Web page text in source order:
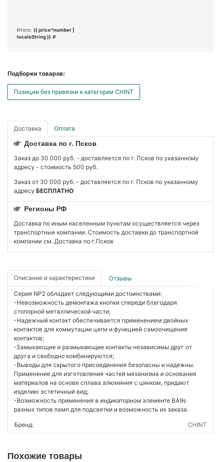
Итого: {{ price*number |
localeString }}
Подборки товаров:
Позиции без привязки к категории CHINT
Доставка Оплата
Доставка по г. Псков
Заказ до 30 000 руб. - доставляется по г. Псков по указанному
адресу - стоимость 500 руб.
Заказ от 30 000 руб. - доставляется по г. Псков по указанному
адресу БЕСПЛАТНО
Регионы РФ
Доставка по иным населенным пунктам осуществляется через
транспортные компании. Стоимость доставки до транспортной
компании см. Доставка по г.Псков
Описание и характеристики Отзывы
Серия NP2 обладает следующими достоинствами:
-Невозможность демонтажа кнопки спереди благодаря
стопорной металлической части;
-Надежный контакт обеспечивается применением двойных
контактов для коммутации цепи и функцией самоочищения
контактов;
-Замыкающие и размыкающие контакты независимы друг от
друга и свободно комбинируются;
-Выводы для скрытого присоединения безопасны и надежны.
Применение для изготовления частей механизма и основания
материалов на основе сплава алюминия с цинком, придают
изделию эстетичный вид;
-Возможность применения в индикаторном элементе BA9s
разных типов ламп для подсветки и возможность их заказа.
Бренд: CHINT
Похожие товары